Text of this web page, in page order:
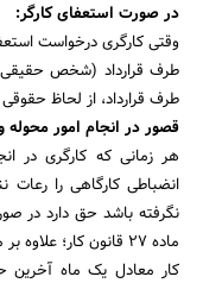
در صورت استعفای کارگر:
وقتی کارگری درخواست
طرف قرارداد (شخص حقیقی
طرف قرارداد، از لحاظ
قصور در انجام امور
هر زمانی که کارگری در
انضباطی کارگاهی را رعات
نگرفته باشد حق دارد در
ماده ۲۷ قانون کار؛
کار معادل یک ماه آخرین